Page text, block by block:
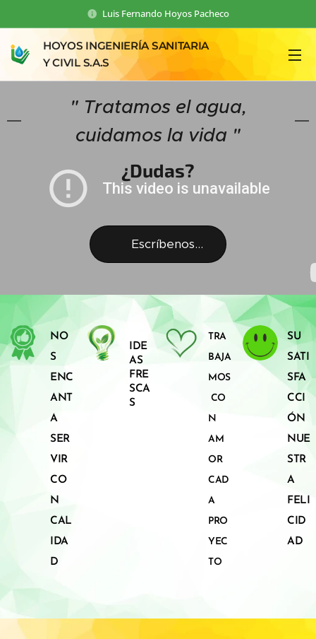
Luis Fernando Hoyos Pacheco
HOYOS INGENIERÍA SANITARIA
Y CIVIL S.A.S
" Tratamos el agua,
cuidamos la vida "
¿Dudas?
📲 Escríbenos...
NO
S
ENC
ANT
A
SER
VIR
CO
N
CAL
IDA
D
IDE
AS
FRE
SCA
S
TRA
BAJA
MOS
CO
N
AM
OR
CAD
A
PRO
YEC
TO
SU
SATI
SFA
CCI
ÓN
NUE
STR
A
FELI
CID
AD